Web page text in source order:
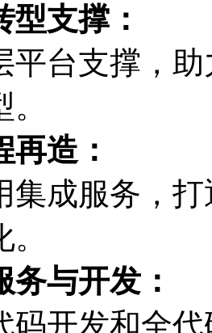
支撑：
台支撑
造：
成服务，
与开发：
开发和全代